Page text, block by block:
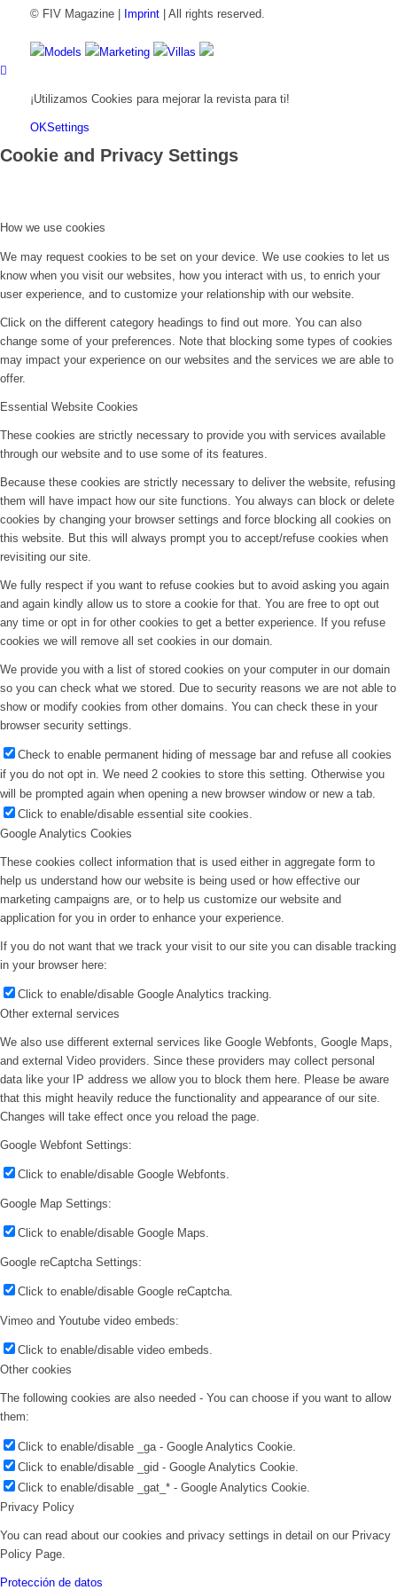
© FIV Magazine | Imprint| All rights reserved.
Models Marketing Villas
¡Utilizamos Cookies para mejorar la revista para ti!
OKSettings
Cookie and Privacy Settings
How we use cookies
We may request cookies to be set on your device. We use cookies to let us
know when you visit our websites, how you interact with us, to enrich your
user experience, and to customize your relationship with our website.
Click on the different category headings to find out more. You can also
change some of your preferences. Note that blocking some types of cookies
may impact your experience on our websites and the services we are able to
offer.
Essential Website Cookies
These cookies are strictly necessary to provide you with services available
through our website and to use some of its features.
Because these cookies are strictly necessary to deliver the website, refusing
them will have impact how our site functions. You always can block or delete
cookies by changing your browser settings and force blocking all cookies on
this website. But this will always prompt you to accept/refuse cookies when
revisiting our site.
We fully respect if you want to refuse cookies but to avoid asking you again
and again kindly allow us to store a cookie for that. You are free to opt out
any time or opt in for other cookies to get a better experience. If you refuse
cookies we will remove all set cookies in our domain.
We provide you with a list of stored cookies on your computer in our domain
so you can check what we stored. Due to security reasons we are not able to
show or modify cookies from other domains. You can check these in your
browser security settings.
Check to enable permanent hiding of message bar and refuse all cookies
if you do not opt in. We need 2 cookies to store this setting. Otherwise you
will be prompted again when opening a new browser window or new a tab.
Click to enable/disable essential site cookies.
Google Analytics Cookies
These cookies collect information that is used either in aggregate form to
help us understand how our website is being used or how effective our
marketing campaigns are, or to help us customize our website and
application for you in order to enhance your experience.
If you do not want that we track your visit to our site you can disable tracking
in your browser here:
Click to enable/disable Google Analytics tracking.
Other external services
We also use different external services like Google Webfonts, Google Maps,
and external Video providers. Since these providers may collect personal
data like your IP address we allow you to block them here. Please be aware
that this might heavily reduce the functionality and appearance of our site.
Changes will take effect once you reload the page.
Google Webfont Settings:
Click to enable/disable Google Webfonts.
Google Map Settings:
Click to enable/disable Google Maps.
Google reCaptcha Settings:
Click to enable/disable Google reCaptcha.
Vimeo and Youtube video embeds:
Click to enable/disable video embeds.
Other cookies
The following cookies are also needed - You can choose if you want to allow
them:
Click to enable/disable _ga - Google Analytics Cookie.
Click to enable/disable _gid - Google Analytics Cookie.
Click to enable/disable _gat_* - Google Analytics Cookie.
Privacy Policy
You can read about our cookies and privacy settings in detail on our Privacy
Policy Page.
Protección de datos